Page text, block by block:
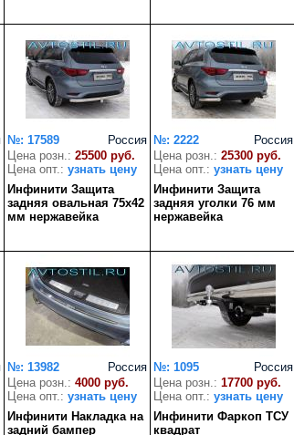
Россия
№: 17589
Цена розн.: 25500 руб.
Цена опт.: узнать цену
Инфинити Защита
задняя овальная 75х42
мм нержавейка
Россия
№: 2222
Цена розн.: 25300 руб.
Цена опт.: узнать цену
Инфинити Защита
задняя уголки 76 мм
нержавейка
Россия
№: 13982
Цена розн.: 4000 руб.
Цена опт.: узнать цену
Инфинити Накладка на
задний бампер
Россия
№: 1095
Цена розн.: 17700 руб.
Цена опт.: узнать цену
Инфинити Фаркоп ТСУ
квадрат